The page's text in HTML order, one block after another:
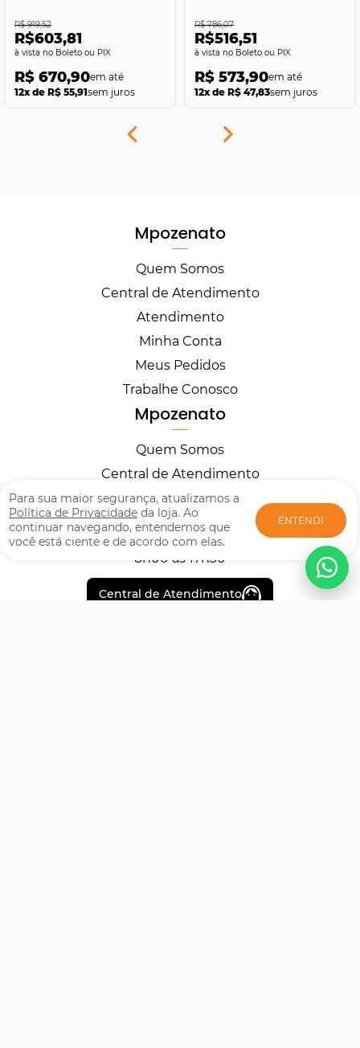
Para sua maior segurança, atualizamos a
Política de Privacidade da loja. Ao
continuar navegando, entendemos que
você está ciente e de acordo com elas.
ENTENDI
R$603,81
no Boleto ou PIX
R$ 919,52
R$ 670,90
12x de R$ 55,91sem juros
R$516,51
no Boleto ou PIX
R$ 786,07
R$ 573,90
12x de R$ 47,83sem juros
Mpozenato
Quem Somos
Central de Atendimento
Atendimento
Minha Conta
Meus Pedidos
Trabalhe Conosco
Mpozenato
Quem Somos
Central de Atendimento
Horários
Segunda à Sexta
8h00 às 17h30
Central de Atendimento